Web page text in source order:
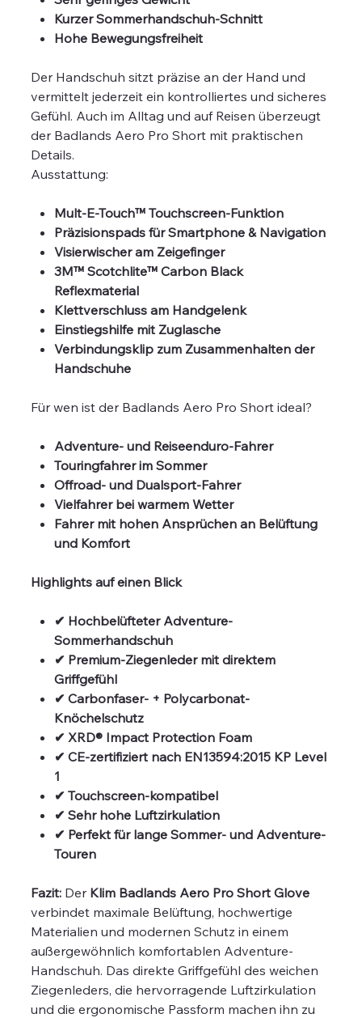
Kurzer Sommerhandschuh-Schnitt
Hohe Bewegungsfreiheit
Der Handschuh sitzt präzise an der Hand und
vermittelt jederzeit ein kontrolliertes und sicheres
Gefühl. Auch im Alltag und auf Reisen überzeugt
der Badlands Aero Pro Short mit praktischen
Details.
Ausstattung:
Mult-E-Touch™ Touchscreen-Funktion
Präzisionspads für Smartphone & Navigation
Visierwischer am Zeigefinger
3M™ Scotchlite™ Carbon Black
Reflexmaterial
Klettverschluss am Handgelenk
Einstiegshilfe mit Zuglasche
Verbindungsklip zum Zusammenhalten der
Handschuhe
Für wen ist der Badlands Aero Pro Short ideal?
Adventure- und Reiseenduro-Fahrer
Touringfahrer im Sommer
Offroad- und Dualsport-Fahrer
Vielfahrer bei warmem Wetter
Fahrer mit hohen Ansprüchen an Belüftung
und Komfort
Highlights auf einen Blick
✔ Hochbelüfteter Adventure-
Sommerhandschuh
✔ Premium-Ziegenleder mit direktem
Griffgefühl
✔ Carbonfaser- + Polycarbonat-
Knöchelschutz
✔ XRD® Impact Protection Foam
✔ CE-zertifiziert nach EN13594:2015 KP Level
1
✔ Touchscreen-kompatibel
✔ Sehr hohe Luftzirkulation
✔ Perfekt für lange Sommer- und Adventure-
Touren
Fazit: Der Klim Badlands Aero Pro Short Glove
verbindet maximale Belüftung, hochwertige
Materialien und modernen Schutz in einem
außergewöhnlich komfortablen Adventure-
Handschuh. Das direkte Griffgefühl des weichen
Ziegenleders, die hervorragende Luftzirkulation
und die ergonomische Passform machen ihn zu